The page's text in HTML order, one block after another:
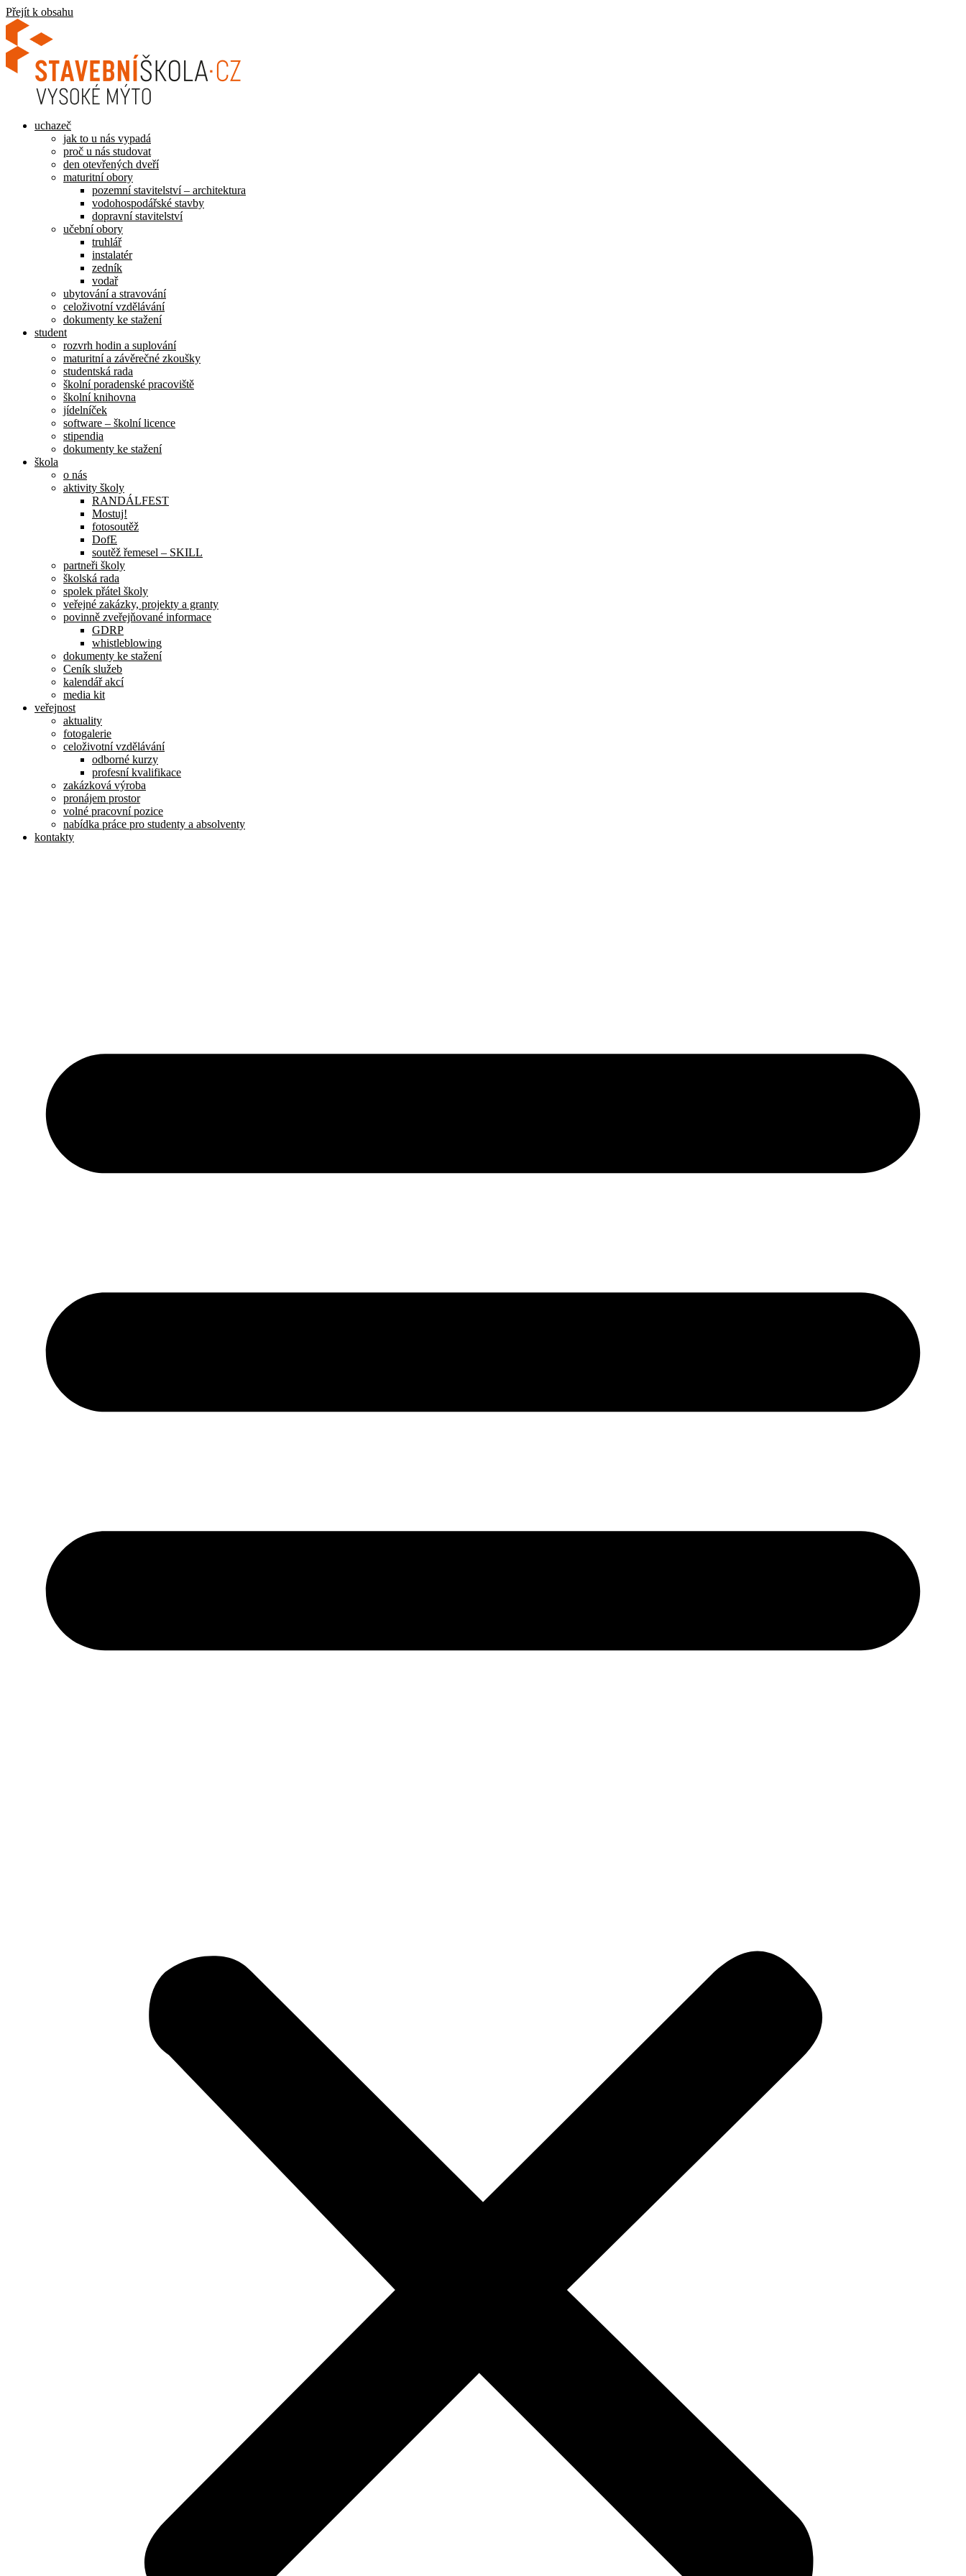
Přejít k obsahu
uchazeč
jak to u nás vypadá
proč u nás studovat
den otevřených dveří
maturitní obory
pozemní stavitelství – architektura
vodohospodářské stavby
dopravní stavitelství
učební obory
truhlář
instalatér
zedník
vodař
ubytování a stravování
celoživotní vzdělávání
dokumenty ke stažení
student
rozvrh hodin a suplování
maturitní a závěrečné zkoušky
studentská rada
školní poradenské pracoviště
školní knihovna
jídelníček
software – školní licence
stipendia
dokumenty ke stažení
škola
o nás
aktivity školy
RANDÁLFEST
Mostuj!
fotosoutěž
DofE
soutěž řemesel – SKILL
partneři školy
školská rada
spolek přátel školy
veřejné zakázky, projekty a granty
povinně zveřejňované informace
GDRP
whistleblowing
dokumenty ke stažení
Ceník služeb
kalendář akcí
media kit
veřejnost
aktuality
fotogalerie
celoživotní vzdělávání
odborné kurzy
profesní kvalifikace
zakázková výroba
pronájem prostor
volné pracovní pozice
nabídka práce pro studenty a absolventy
kontakty